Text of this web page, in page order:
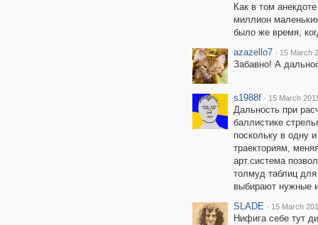
Как в том
миллион
было же время,
azazello7 · 15 March
Забавно! А
s1988f · 15 March
Дальность при
баллистике
поскольку в одну
траекториям,
арт.система
толмуд таблиц
выбирают нужные
SLADE · 15 March
Нифига себе тут